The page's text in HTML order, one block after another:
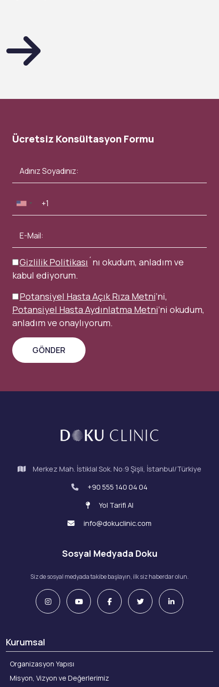
Ücretsiz Konsültasyon Formu
Gizlilik Politikası ´nı okudum, anladım ve
kabul ediyorum.
Potansiyel Hasta Açık Rıza Metni’ni,
Potansiyel Hasta Aydınlatma Metni’ni okudum,
anladım ve onaylıyorum.
Merkez Mah. İstiklal Sok. No:9 Şişli, İstanbul/Türkiye
+90 555 140 04 04
Yol Tarifi Al
info@dokuclinic.com
Sosyal Medyada Doku
Siz de sosyal medyada takibe başlayın, ilk siz haberdar olun.
Kurumsal
Organizasyon Yapısı
Misyon, Vizyon ve Değerlerimiz